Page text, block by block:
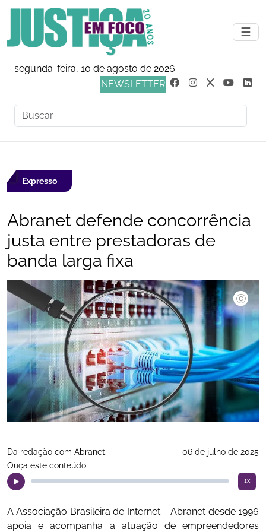
☰
segunda-feira, 10 de agosto de 2026
NEWSLETTER
Expresso
Abranet defende concorrência
justa entre prestadoras de
banda larga fixa
Arq/
Da redação com Abranet.
06 de julho de 2025
Ouça este conteúdo
1x
A Associação Brasileira de Internet – Abranet desde 1996
apoia e acompanha a atuação de empreendedores